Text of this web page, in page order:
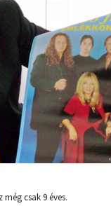
csak 9 éves.